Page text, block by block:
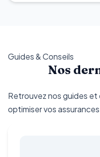
Guides & Conseils
Nos
Retrouvez nos guides et
optimiser vos